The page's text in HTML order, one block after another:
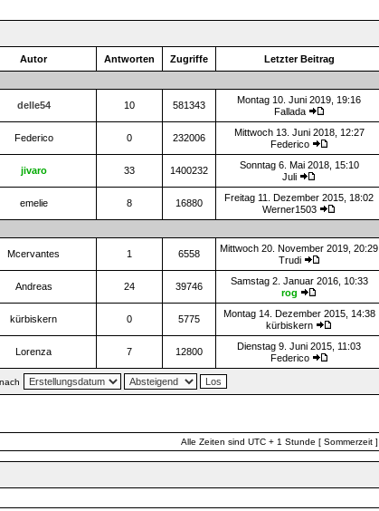
Autor Antworten Zugriffe Letzter Beitrag
delle54 10 581343
Montag 10. Juni 2019, 19:16
Fallada
Federico 0 232006
Mittwoch 13. Juni 2018, 12:27
Federico
jivaro 33 1400232
Sonntag 6. Mai 2018, 15:10
Juli
emelie 8 16880
Freitag 11. Dezember 2015, 18:02
Werner1503
Mcervantes 1 6558
Mittwoch 20. November 2019, 20:29
Trudi
Andreas 24 39746
Samstag 2. Januar 2016, 10:33
rog
kürbiskern 0 5775
Montag 14. Dezember 2015, 14:38
kürbiskern
Lorenza 7 12800
Dienstag 9. Juni 2015, 11:03
Federico
Alle Zeiten sind UTC + 1 Stunde [ Sommerzeit ]